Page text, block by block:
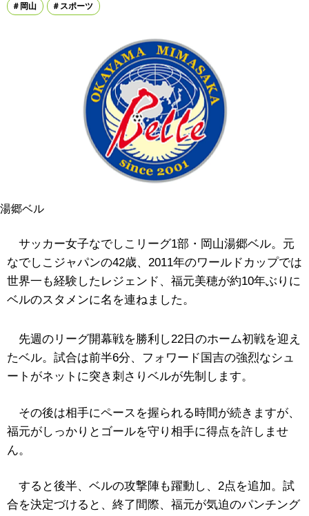
岡山
スポーツ
湯郷ベル
サッカー女子なでしこリーグ1部・岡山湯郷ベル。元
なでしこジャパンの42歳、2011年のワールドカップでは
世界一も経験したレジェンド、福元美穂が約10年ぶりに
ベルのスタメンに名を連ねました。
先週のリーグ開幕戦を勝利し22日のホーム初戦を迎え
たベル。試合は前半6分、フォワード国吉の強烈なシュ
ートがネットに突き刺さりベルが先制します。
その後は相手にペースを握られる時間が続きますが、
福元がしっかりとゴールを守り相手に得点を許しませ
ん。
すると後半、ベルの攻撃陣も躍動し、2点を追加。試
合を決定づけると、終了間際、福元が気迫のパンチング